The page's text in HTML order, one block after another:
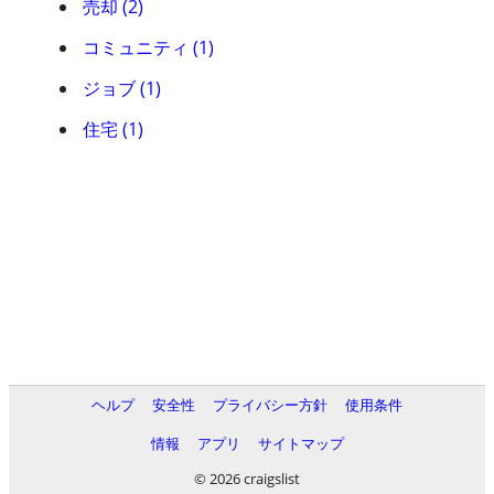
売却 (2)
コミュニティ (1)
ジョブ (1)
住宅 (1)
ヘルプ 安全性 プライバシー方針
使用条件
情報
アプリ
サイトマップ
© 2026 craigslist